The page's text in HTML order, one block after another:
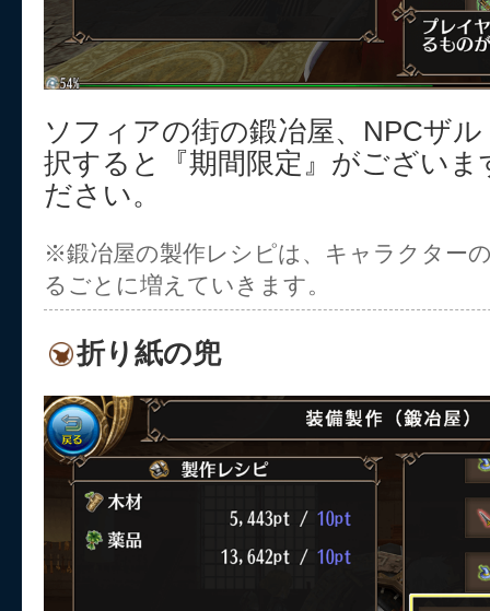
ソフィアの街の鍛冶屋、NPCザ
択すると『期間限定』がござい
ださい。
※鍛冶屋の製作レシピは、キャラクター
るごとに増えていきます。
折り紙の兜